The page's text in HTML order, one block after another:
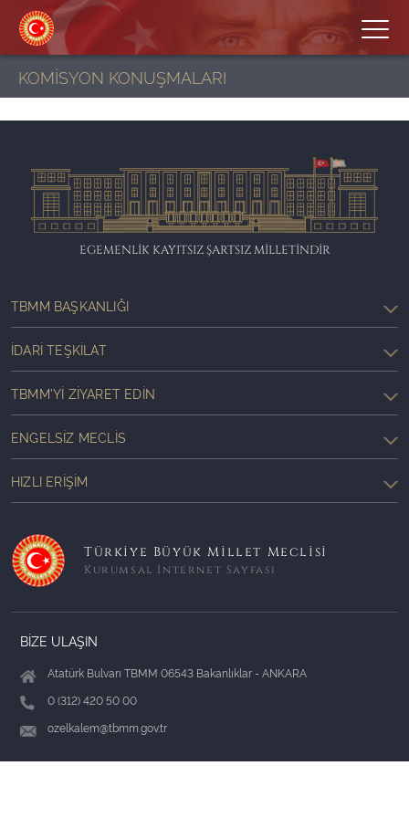
KOMİSYON KONUŞMALARI
EGEMENLİK KAYITSIZ ŞARTSIZ MİLLETİNDİR
TBMM BAŞKANLIĞI
İDARI TEŞKILAT
TBMM'YI ZIYARET EDIN
ENGELSIZ MECLIS
HIZLI ERIŞIM
Türkiye Büyük Millet Meclisi
Kurumsal İnternet Sayfası
BİZE ULAŞIN
Atatürk Bulvarı TBMM 06543 Bakanlıklar - ANKARA
0 (312) 420 50 00
ozelkalem@tbmm.gov.tr